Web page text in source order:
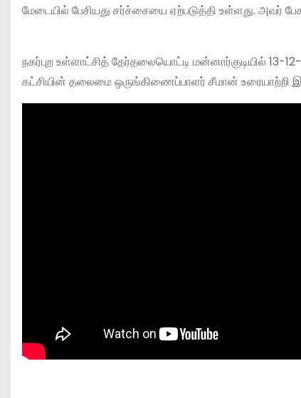
மேடையில் பேசியது சர்ச்சையை ஏற்படுத்தி உள்ளது. அவர்
நகர்புற உள்ளாட்சித் தேர்தலையொட்டி மன்னார்குடியில்
கட்சியின் தலைமை ஒருங்கிணைப்பாளர் சீமான் உரையாற்றி